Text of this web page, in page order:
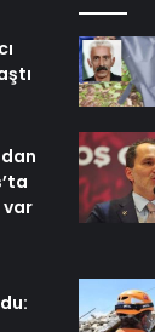
var